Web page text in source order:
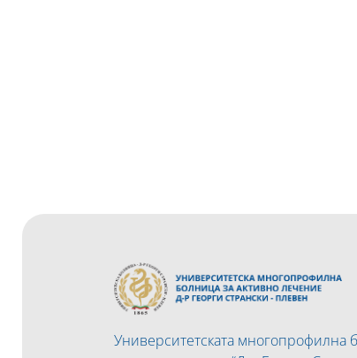
Университетската многопрофилна